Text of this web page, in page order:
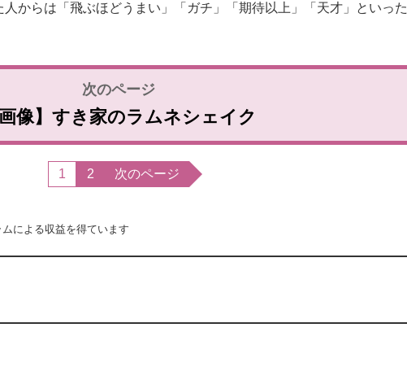
からは「飛ぶほどうまい」「ガチ」「期待以上」「天才」といった
画像】すき家のラムネシェイク
1 2 次のページ
による収益を得ています